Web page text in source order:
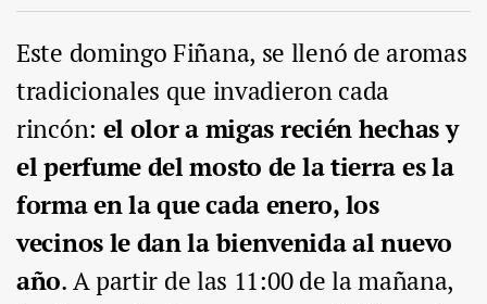
Este domingo Fiñana, se llenó de aromas
tradicionales que invadieron cada
rincón: el olor a migas recién hechas y
el perfume del mosto de la tierra es la
forma en la que cada enero, los
vecinos le dan la bienvenida al nuevo
año. A partir de las 11:00 de la mañana,